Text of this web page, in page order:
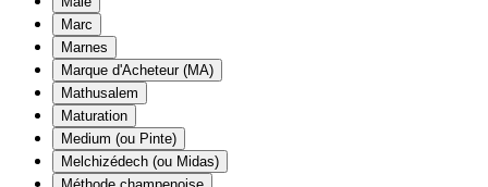
Marc
Marnes
Marque d'Acheteur (MA)
Mathusalem
Maturation
Medium (ou Pinte)
Melchizédech (ou Midas)